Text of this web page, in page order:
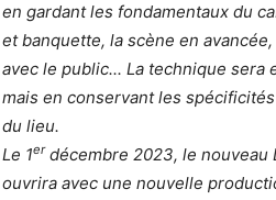
en gardant les fondamentaux du
et banquette, la scène en
avec le public... La technique sera
mais en conservant les
du lieu.
Le 1erdécembre 2023, le nouveau
ouvrira avec une nouvelle